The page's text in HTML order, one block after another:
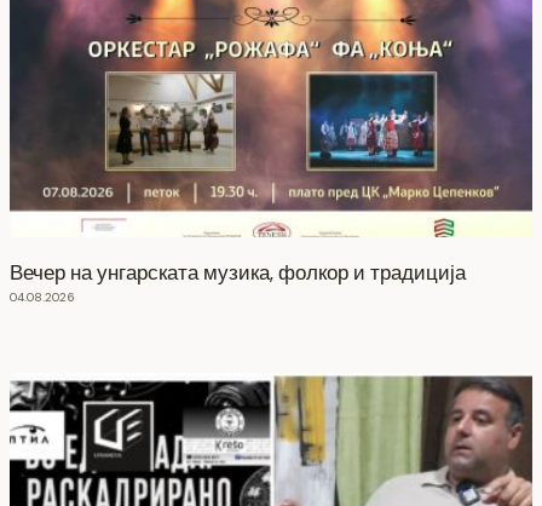
Вечер на унгарската музика, фолкор и традиција
04.08.2026